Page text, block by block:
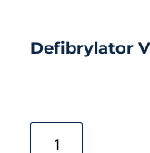
Defibrylator